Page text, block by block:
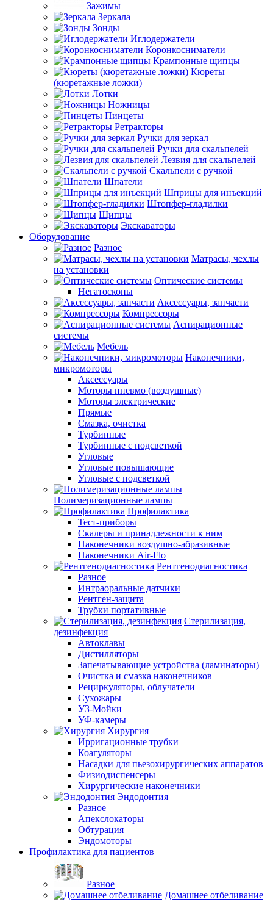
Зажимы
Зеркала
Зонды
Иглодержатели
Коронкосниматели
Крампонные щипцы
Кюреты
(кюретажные ложки)
Лотки
Ножницы
Пинцеты
Ретракторы
Ручки для зеркал
Ручки для скальпелей
Лезвия для скальпелей
Скальпели с ручкой
Шпатели
Шприцы для инъекций
Штопфер-гладилки
Щипцы
Экскаваторы
Оборудование
Разное
Матрасы, чехлы
на установки
Оптические системы
Негатоскопы
Аксессуары, запчасти
Компрессоры
Аспирационные
системы
Мебель
Наконечники,
микромоторы
Аксессуары
Моторы пневмо (воздушные)
Моторы электрические
Прямые
Смазка, очистка
Турбинные
Турбинные с подсветкой
Угловые
Угловые повышающие
Угловые с подсветкой
Полимеризационные лампы
Профилактика
Тест-приборы
Скалеры и принадлежности к ним
Наконечники воздушно-абразивные
Наконечники Air-Flo
Рентгенодиагностика
Разное
Интраоральные датчики
Рентген-защита
Трубки портативные
Стерилизация,
дезинфекция
Автоклавы
Дистилляторы
Запечатывающие устройства (ламинаторы)
Очистка и смазка наконечников
Рециркуляторы, облучатели
Сухожары
УЗ-Мойки
УФ-камеры
Хирургия
Ирригационные трубки
Коагуляторы
Насадки для пьезохирургических аппаратов
Физиодиспенсеры
Хирургические наконечники
Эндодонтия
Разное
Апекслокаторы
Обтурация
Эндомоторы
Профилактика для пациентов
Разное
Домашнее отбеливание